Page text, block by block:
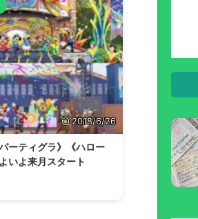
2018/6/26
ーティグラ》《ハロー
いよ来月スタート